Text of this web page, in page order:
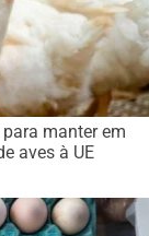
manter em
aves à UE